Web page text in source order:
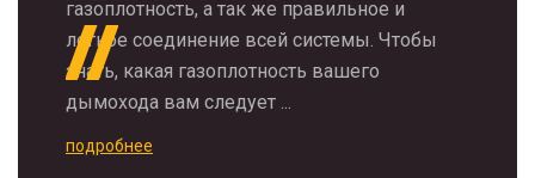
газоплотность, а так же правильное и
легкое соединение всей системы. Чтобы
знать, какая газоплотность вашего
дымохода вам следует ...
подробнее